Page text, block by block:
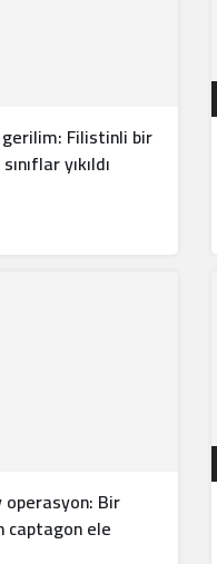
gerilim: Filistinli bir
yıkıldı
operasyon: Bir
captagon ele